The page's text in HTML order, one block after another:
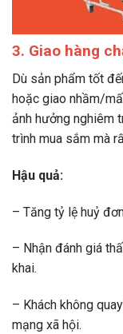
3. Giao hàng
Dù sản phẩm tốt
hoặc giao nhầm/
ảnh hưởng nghiêm
trình mua sắm mà
Hậu quả:
– Tăng tỷ lệ huỷ
– Nhận đánh giá
khai.
– Khách không
mạng xã hội.